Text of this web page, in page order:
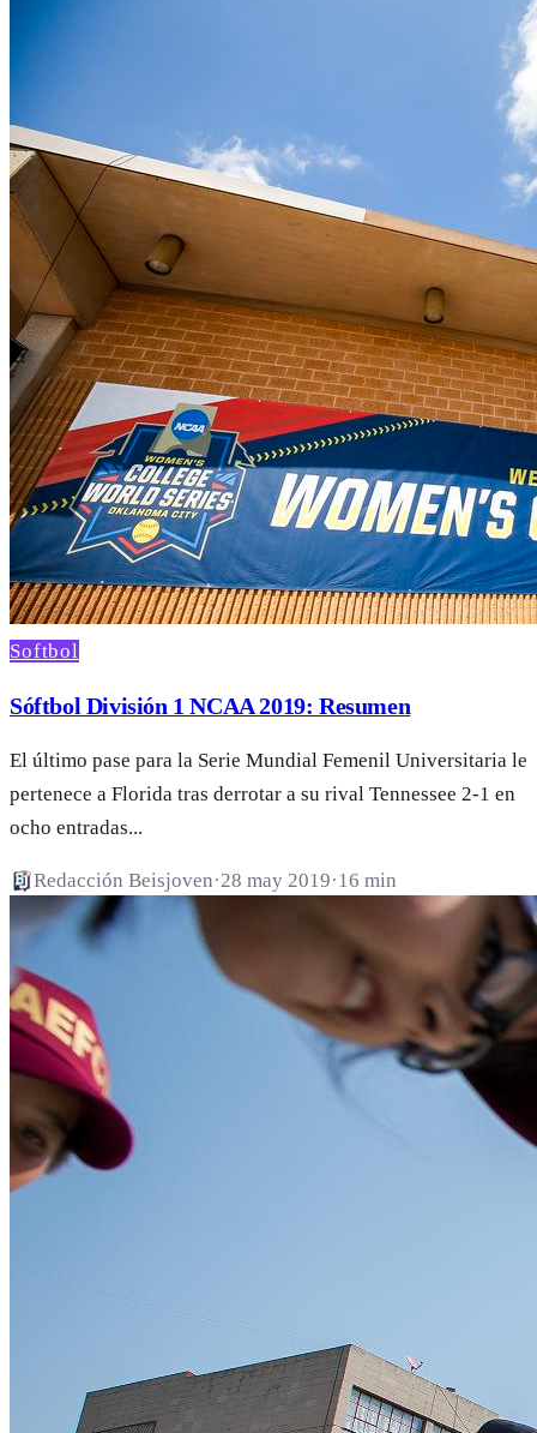
Softbol
Sóftbol División 1 NCAA 2019: Resumen
El último pase para la Serie Mundial Femenil Universitaria le
pertenece a Florida tras derrotar a su rival Tennessee 2-1 en
ocho entradas...
Redacción Beisjoven·28 may 2019·16 min